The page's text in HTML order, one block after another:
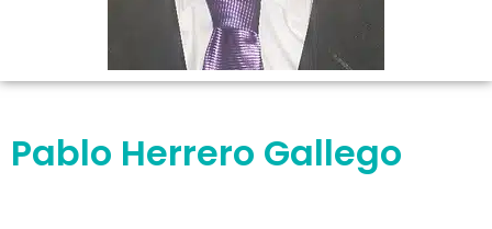
Pablo Herrero Gallego